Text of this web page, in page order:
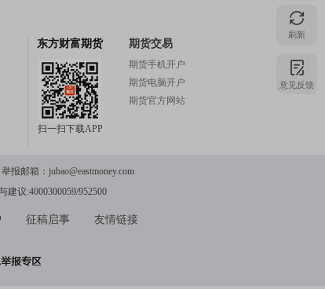
刷新
意见反馈
东方财富期货
扫一扫下载APP
期货交易
期货手机开户
期货电脑开户
期货官方网站
报邮箱： jubao@eastmoney.com
建议:4000300059/952500
征稿启事 友情链接